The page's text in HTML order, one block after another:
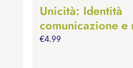
Unicità: Identità
comunicazione e
€4.99